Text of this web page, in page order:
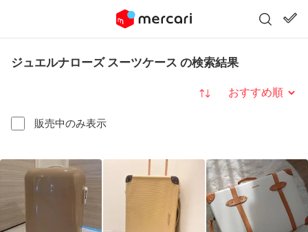
ジュエルナローズ スーツケース の検索結果
販売中のみ表示
並び替え